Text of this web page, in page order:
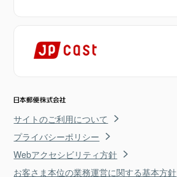
サイトのご利用について
プライバシーポリシー
Webアクセシビリティ方針
お客さま本位の業務運営に関する基本方針